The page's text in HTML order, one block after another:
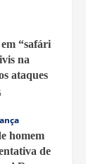
“safári
na
ataques
homem
de